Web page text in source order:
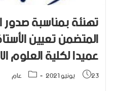
تهنئة بمناسبة
المتضمن تعيين
عميدا لكلية العلوم
23 يونيو 2021
عام